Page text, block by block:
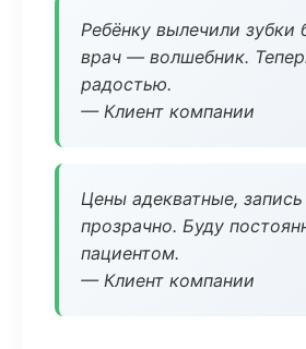
Ребёнку вылечили зубки
врач — волшебник.
радостью.
— Клиент компании
Цены адекватные,
прозрачно. Буду
пациентом.
— Клиент компании